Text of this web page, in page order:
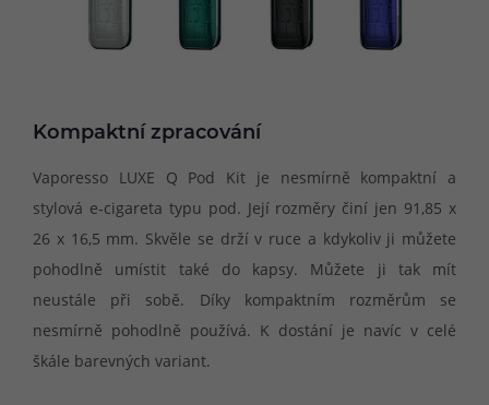
Kompaktní zpracování
Vaporesso LUXE Q Pod Kit je nesmírně kompaktní a
stylová e-cigareta typu pod. Její rozměry činí jen 91,85 x
26 x 16,5 mm. Skvěle se drží v ruce a kdykoliv ji můžete
pohodlně umístit také do kapsy. Můžete ji tak mít
neustále při sobě. Díky kompaktním rozměrům se
nesmírně pohodlně používá. K dostání je navíc v celé
škále barevných variant.